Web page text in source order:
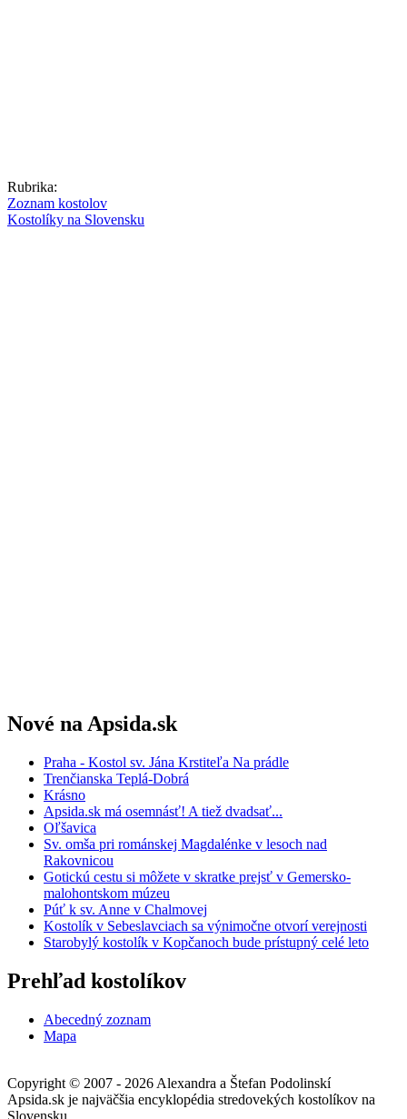
Rubrika:
Zoznam kostolov
Kostolíky na Slovensku
Nové na Apsida.sk
Praha - Kostol sv. Jána Krstiteľa Na prádle
Trenčianska Teplá-Dobrá
Krásno
Apsida.sk má osemnásť! A tiež dvadsať...
Oľšavica
Sv. omša pri románskej Magdalénke v lesoch nad
Rakovnicou
Gotickú cestu si môžete v skratke prejsť v Gemersko-
malohontskom múzeu
Púť k sv. Anne v Chalmovej
Kostolík v Sebeslavciach sa výnimočne otvorí verejnosti
Starobylý kostolík v Kopčanoch bude prístupný celé leto
Prehľad kostolíkov
Abecedný zoznam
Mapa
Copyright © 2007 - 2026 Alexandra a Štefan Podolinskí
Apsida.sk je najväčšia encyklopédia stredovekých kostolíkov na
Slovensku.